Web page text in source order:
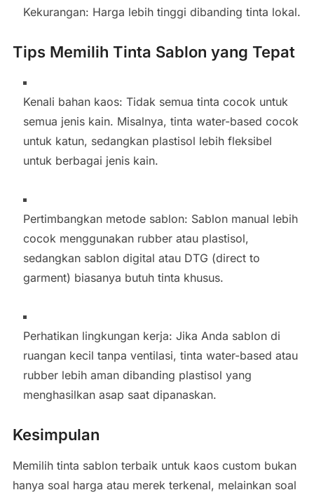
Kekurangan: Harga lebih tinggi dibanding tinta lokal.
Tips Memilih Tinta Sablon yang Tepat
Kenali bahan kaos: Tidak semua tinta cocok untuk
semua jenis kain. Misalnya, tinta water-based cocok
untuk katun, sedangkan plastisol lebih fleksibel
untuk berbagai jenis kain.
Pertimbangkan metode sablon: Sablon manual lebih
cocok menggunakan rubber atau plastisol,
sedangkan sablon digital atau DTG (direct to
garment) biasanya butuh tinta khusus.
Perhatikan lingkungan kerja: Jika Anda sablon di
ruangan kecil tanpa ventilasi, tinta water-based atau
rubber lebih aman dibanding plastisol yang
menghasilkan asap saat dipanaskan.
Kesimpulan
Memilih tinta sablon terbaik untuk kaos custom bukan
hanya soal harga atau merek terkenal, melainkan soal